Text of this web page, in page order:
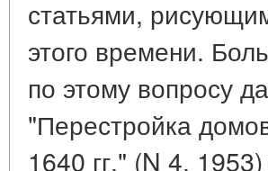
статьями,
этого времени.
по этому вопросу
"Перестройка
1640 гг." (N 4,